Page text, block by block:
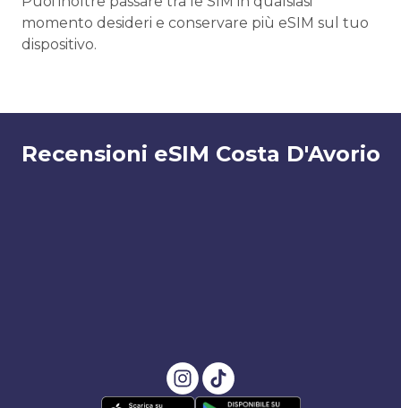
momento desideri e conservare più eSIM sul tuo
dispositivo.
Recensioni eSIM Costa D'Avorio